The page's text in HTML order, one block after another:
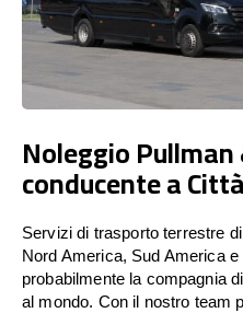
Noleggio
conducente a
Servizi di trasporto terrestre
Nord America, Sud America
probabilmente la compagnia
al mondo. Con il nostro team